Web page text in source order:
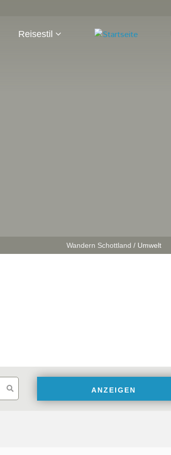
Reisestil
Wandern Schottland / Umwelt